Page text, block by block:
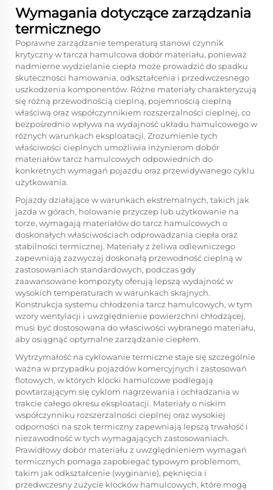
Wymagania dotyczące zarządzania
termicznego
Poprawne zarządzanie temperaturą stanowi czynnik
krytyczny wtarcza hamulcowa dobór materiału, ponieważ
nadmierne wydzielanie ciepła może prowadzić do spadku
skuteczności hamowania, odkształcenia i przedwczesnego
uszkodzenia komponentów. Różne materiały charakteryzują
się różną przewodnością cieplną, pojemnością cieplną
właściwą oraz współczynnikiem rozszerzalności cieplnej, co
bezpośrednio wpływa na wydajność układu hamulcowego w
różnych warunkach eksploatacji. Zrozumienie tych
właściwości cieplnych umożliwia inżynierom dobór
materiałów tarcz hamulcowych odpowiednich do
konkretnych wymagań pojazdu oraz przewidywanego cyklu
użytkowania.
Pojazdy działające w warunkach ekstremalnych, takich jak
jazda w górach, holowanie przyczep lub użytkowanie na
torze, wymagają materiałów do tarcz hamulcowych o
doskonałych właściwościach odprowadzania ciepła oraz
stabilności termicznej. Materiały z żeliwa odlewniczego
zapewniają zazwyczaj doskonałą przewodność cieplną w
zastosowaniach standardowych, podczas gdy
zaawansowane kompozyty oferują lepszą wydajność w
wysokich temperaturach w warunkach skrajnych.
Konstrukcja systemu chłodzenia tarcz hamulcowych, w tym
wzory wentylacji i uwzględnienie powierzchni chłodzącej,
musi być dostosowana do właściwości wybranego materiału,
aby osiągnąć optymalne zarządzanie ciepłem.
Wytrzymałość na cyklowanie termiczne staje się szczególnie
ważna w przypadku pojazdów komercyjnych i zastosowań
flotowych, w których klocki hamulcowe podlegają
powtarzającym się cyklom nagrzewania i ochładzania w
trakcie całego okresu eksploatacji. Materiały o niskim
współczynniku rozszerzalności cieplnej oraz wysokiej
odporności na szok termiczny zapewniają lepszą trwałość i
niezawodność w tych wymagających zastosowaniach.
Prawidłowy dobór materiału z uwzględnieniem wymagań
termicznych pomaga zapobiegać typowym problemom,
takim jak odkształcenie (wyginanie), pęknięcia i
przedwczesny zużycie klocków hamulcowych, które mogą